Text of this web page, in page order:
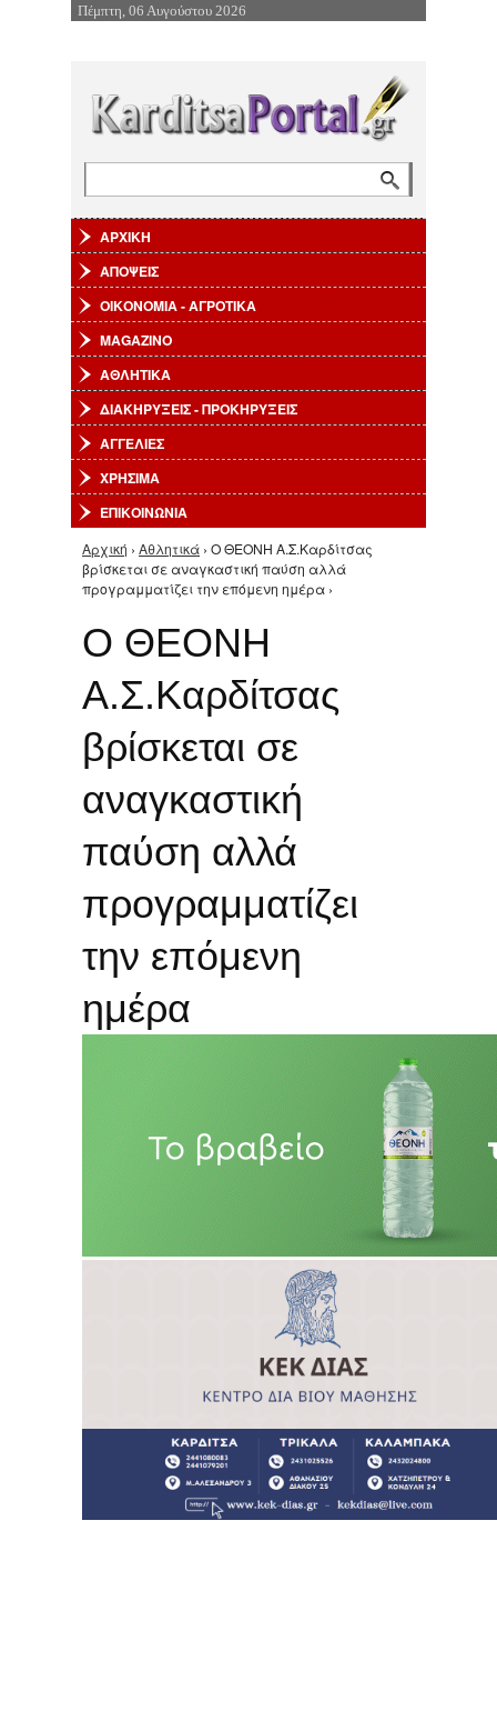
Επιστροφή στην Πλοήγηση
Πέμπτη, 06 Αυγούστου 2026
ΑΡΧΙΚΗ
ΑΠΟΨΕΙΣ
ΟΙΚΟΝΟΜΙΑ - ΑΓΡΟΤΙΚΑ
MAGAZINO
ΑΘΛΗΤΙΚΑ
ΔΙΑΚΗΡΥΞΕΙΣ - ΠΡΟΚΗΡΥΞΕΙΣ
ΑΓΓΕΛΙΕΣ
ΧΡΗΣΙΜΑ
ΕΠΙΚΟΙΝΩΝΙΑ
Είστε εδώ
Αρχική › Αθλητικά › Ο ΘΕΟΝΗ Α.Σ.Καρδίτσας
βρίσκεται σε αναγκαστική παύση αλλά
προγραμματίζει την επόμενη ημέρα ›
Ο ΘΕΟΝΗ
Α.Σ.Καρδίτσας
βρίσκεται σε
αναγκαστική
παύση αλλά
προγραμματίζει
την επόμενη
ημέρα